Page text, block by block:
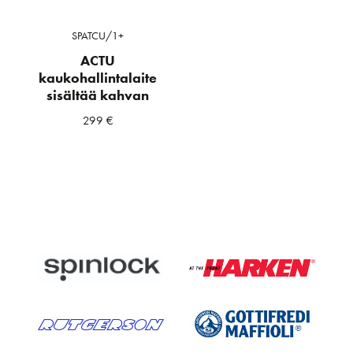
SPATCU/1+
ACTU
kaukohallintalaite
sisältää kahvan
299 €